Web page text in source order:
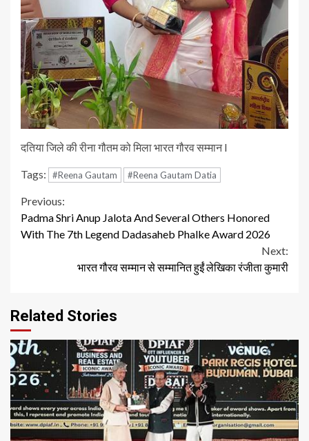
दतिया जिले की रीना गौतम को मिला भारत गौरव सम्मान l
Tags: #Reena Gautam #Reena Gautam Datia
Continue
Reading
Previous:
Padma Shri Anup Jalota And Several Others Honored
With The 7th Legend Dadasaheb Phalke Award 2026
Next:
भारत गौरव सम्मान से सम्मानित हुईं लेखिका रंजीता कुमारी
Related Stories